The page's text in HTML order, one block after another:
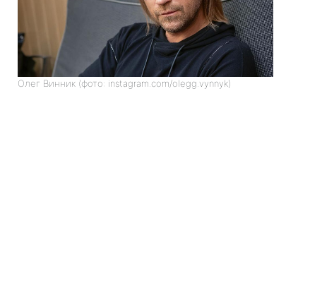
Олег Винник (фото: instagram.com/olegg.vynnyk)